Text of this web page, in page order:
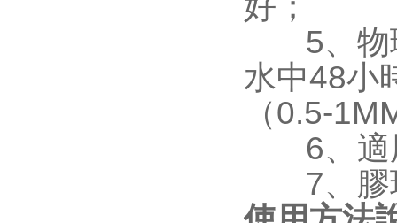
5、
水中48小
（0.5-
6、適用
7、膠球特